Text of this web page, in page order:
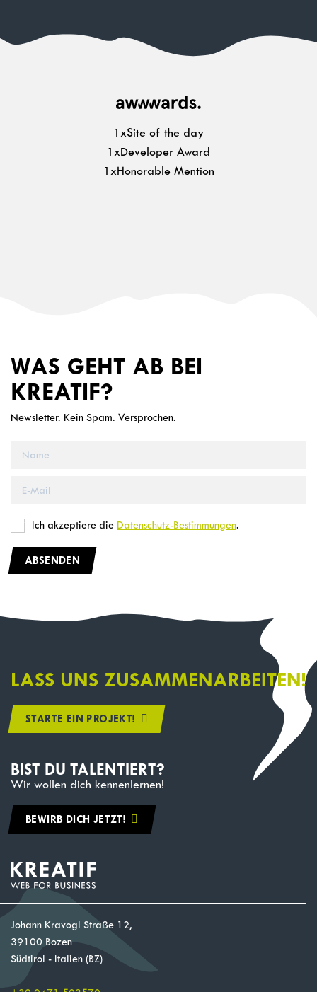
1xSite of the day
1xDeveloper Award
1xHonorable Mention
WAS GEHT AB BEI
KREATIF?
Newsletter. Kein Spam. Versprochen.
Ich akzeptiere die Datenschutz-Bestimmungen.
ABSENDEN
LASS UNS ZUSAMMENARBEITEN!
STARTE EIN PROJEKT!
BIST DU TALENTIERT?
Wir wollen dich kennenlernen!
BEWIRB DICH JETZT!
Johann Kravogl Straße 12,
39100 Bozen
Südtirol - Italien (BZ)